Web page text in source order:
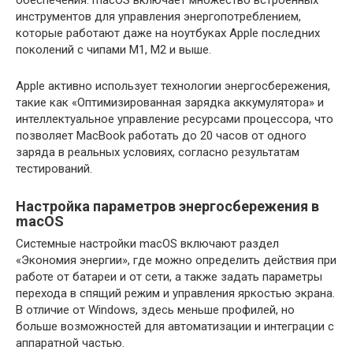
инструментов для управления энергопотреблением,
которые работают даже на ноутбуках Apple последних
поколений с чипами M1, M2 и выше.
Apple активно использует технологии энергосбережения,
такие как «Оптимизированная зарядка аккумулятора» и
интеллектуальное управление ресурсами процессора, что
позволяет MacBook работать до 20 часов от одного
заряда в реальных условиях, согласно результатам
тестирований.
Настройка параметров энергосбережения в
macOS
Системные настройки macOS включают раздел
«Экономия энергии», где можно определить действия при
работе от батареи и от сети, а также задать параметры
перехода в спящий режим и управления яркостью экрана.
В отличие от Windows, здесь меньше профилей, но
больше возможностей для автоматизации и интеграции с
аппаратной частью.